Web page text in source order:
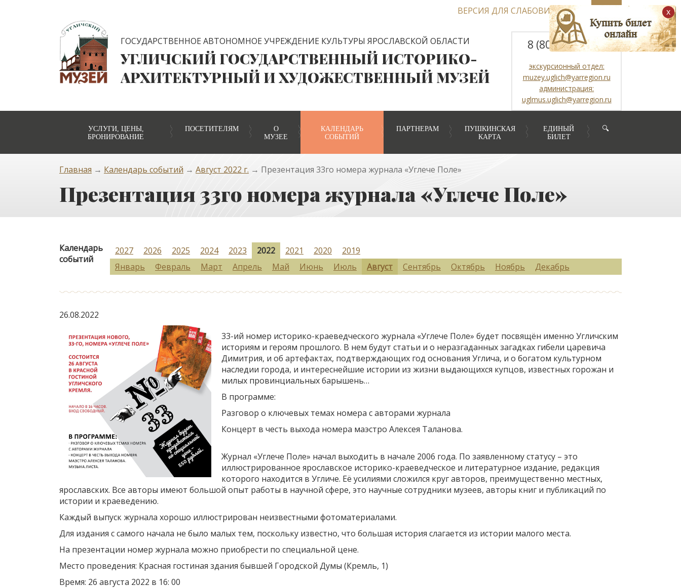
ВЕРСИЯ ДЛЯ СЛАБОВИДЯЩИХ
ГОСУДАРСТВЕННОЕ АВТОНОМНОЕ УЧРЕЖДЕНИЕ КУЛЬТУРЫ ЯРОСЛАВСКОЙ ОБЛАСТИ
УГЛИЧСКИЙ ГОСУДАРСТВЕННЫЙ ИСТОРИКО-
АРХИТЕКТУРНЫЙ И ХУДОЖЕСТВЕННЫЙ МУЗЕЙ
8 (800) 2507317
экскурсионный отдел:
muzey.uglich@yarregion.ru
администрация:
uglmus.uglich@yarregion.ru
УСЛУГИ, ЦЕНЫ,
БРОНИРОВАНИЕ
ПОСЕТИТЕЛЯМ
О
МУЗЕЕ
КАЛЕНДАРЬ
СОБЫТИЙ
ПАРТНЕРАМ
ПУШКИНСКАЯ
КАРТА
ЕДИНЫЙ
БИЛЕТ
🔍
Главная → Календарь событий → Август 2022 г. → Презентация 33го номера журнала «Углече Поле»
Презентация 33го номера журнала «Углече Поле»
Календарь
событий
2027 2026 2025 2024 2023 2022 2021 2020
2019
Январь
Февраль Март Апрель Май Июнь Июль Август Сентябрь Октябрь Ноябрь Декабрь
26.08.2022
33-ий номер историко-краеведческого журнала «Углече Поле» будет посвящён именно Угличским
историям и героям прошлого. В нем будут статьи и о неразгаданных загадках гибели царевича
Димитрия, и об артефактах, подтверждающих год основания Углича, и о богатом культурном
наследии города, и интереснейшие истории из жизни выдающихся купцов, известных горожан и
милых провинциальных барышень…
В программе:
Разговор о ключевых темах номера с авторами журнала
Концерт в честь выхода номера маэстро Алексея Таланова.
Журнал «Углече Поле» начал выходить в начале 2006 года. По заявленному статусу – это
иллюстрированное ярославское историко-краеведческое и литературное издание, редакция
которого находится в Угличе. Её усилиями сложился круг авторов, преимущественно местных,
ярославских. Все авторы имеют большой опыт работы в научной сфере, это научные сотрудники музеев, авторы книг и публикаций по
истории и краеведению.
Каждый выпуск журнала хорошо иллюстрирован неизвестными фотоматериалами.
Для издания с самого начала не было малых тем, поскольку известно, что большая история слагается из истории малого места.
На презентации номер журнала можно приобрести по специальной цене.
Место проведения: Красная гостиная здания бывшей Городской Думы (Кремль, 1)
Время: 26 августа 2022 в 16: 00
x